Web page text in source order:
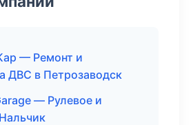
— Ремонт и
ДВС в Петрозаводск
— Рулевое и